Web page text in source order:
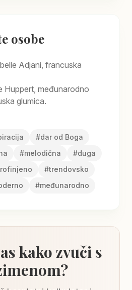
osobe
Adjani, francuska
Huppert, međunarodno
glumica.
#dar od Boga
#melodična #duga
#trendovsko
#međunarodno
kako zvuči s